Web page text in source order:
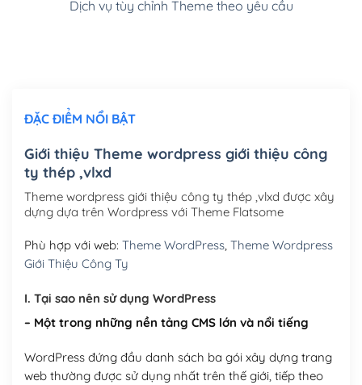
Cài đặt SMTP Mail cho site Wordpress(+100,000₫)
Mua thêm Host + Tên miền
Tên miền quốc tế .com .net .org (1 năm)
(+300,000₫)
Tên miền Việt Nam .vn (1 năm)
Hosting 2GB SSD (1 năm)(+450,000₫)
Hosting 3GB SSD (1 năm)(+550,000₫)
Hosting 5GB SSD (1 năm)
Hosting 8GB SSD (1 năm) (+950,000₫)
Dịch vụ tùy chỉnh Theme theo yêu cầu
ĐẶC ĐIỂM NỔI BẬT
Giới thiệu Theme wordpress giới thiệu công
ty thép ,vlxd
Theme wordpress giới thiệu công ty thép ,vlxd được xây
dựng dựa trên Wordpress với Theme Flatsome
Phù hợp với web: Theme WordPress, Theme Wordpress
Giới Thiệu Công Ty
I. Tại sao nên sử dụng WordPress
– Một trong những nền tảng CMS lớn và nổi tiếng
WordPress đứng đầu danh sách ba gói xây dựng trang
web thường được sử dụng nhất trên thế giới, tiếp theo